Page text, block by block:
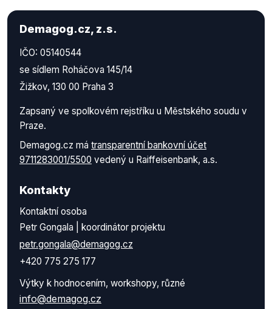
Demagog.cz, z.s.
IČO: 05140544
se sídlem Roháčova 145/14
Žižkov, 130 00 Praha 3
Zapsaný ve spolkovém rejstříku u Městského soudu v
Praze.
Demagog.cz má transparentní bankovní účet
9711283001/5500 vedený u Raiffeisenbank, a.s.
Kontakty
Kontaktní osoba
Petr Gongala | koordinátor projektu
petr.gongala@demagog.cz
+420 775 275 177
Výtky k hodnocením, workshopy, různé
info@demagog.cz